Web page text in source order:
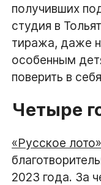
получивших
студия в
тиража, даже
особенным
поверить в
Четыре
«Русское лото»
2023 года. За